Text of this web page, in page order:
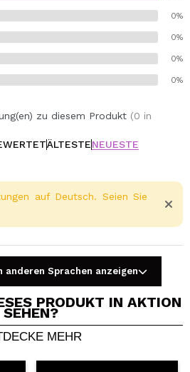
0%
0%
0%
0%
zu diesem Produkt (0 in
ÄLTESTENEUESTE
oder Foto teilen
das erste sein. Stell es dir vor...
auf Deutsch. Seien Sie
anderen Sprachen anzeigen
PRODUKT IN AKTION
SEHEN?
MEHR